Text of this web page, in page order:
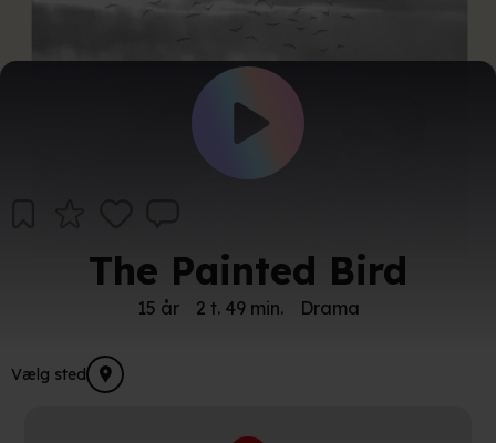
The Painted Bird
15 år 2 t. 49 min. Drama
Vælg sted